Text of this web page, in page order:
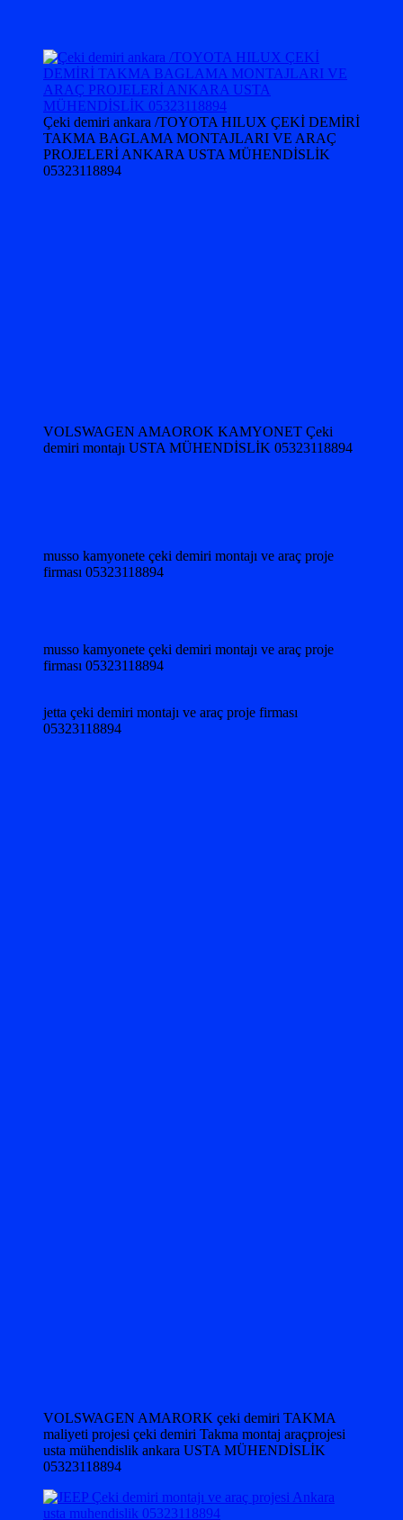
Çeki demiri ankara /TOYOTA HILUX ÇEKİ DEMİRİ
TAKMA BAGLAMA MONTAJLARI VE ARAÇ
PROJELERİ ANKARA USTA MÜHENDİSLİK
05323118894
VOLSWAGEN AMAOROK KAMYONET Çeki
demiri montajı USTA MÜHENDİSLİK 05323118894
musso kamyonete çeki demiri montajı ve araç proje
firması 05323118894
musso kamyonete çeki demiri montajı ve araç proje
firması 05323118894
jetta çeki demiri montajı ve araç proje firması
05323118894
VOLSWAGEN AMARORK çeki demiri TAKMA
maliyeti projesi çeki demiri Takma montaj araçprojesi
usta mühendislik ankara USTA MÜHENDİSLİK
05323118894